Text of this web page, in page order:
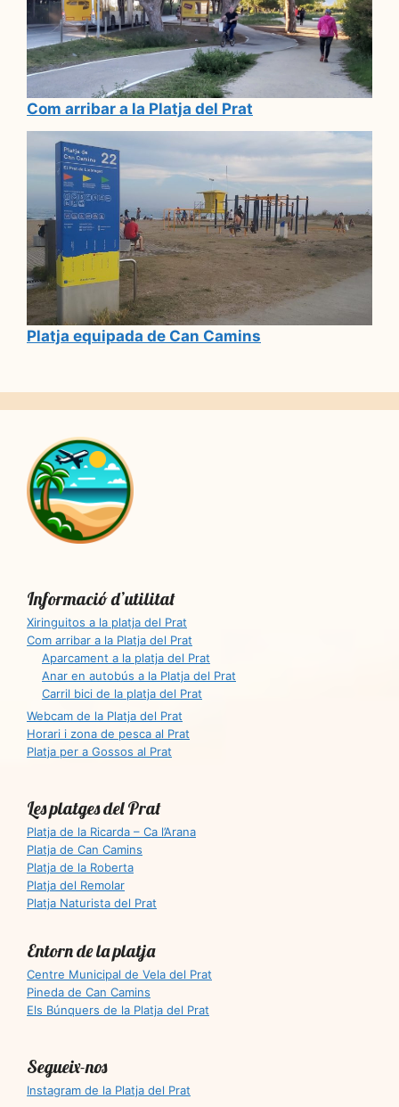
Com arribar a la Platja del Prat
Platja equipada de Can Camins
Informació d’utilitat
Xiringuitos a la platja del Prat
Com arribar a la Platja del Prat
Aparcament a la platja del Prat
Anar en autobús a la Platja del Prat
Carril bici de la platja del Prat
Webcam de la Platja del Prat
Horari i zona de pesca al Prat
Platja per a Gossos al Prat
Les platges del Prat
Platja de la Ricarda – Ca l’Arana
Platja de Can Camins
Platja de la Roberta
Platja del Remolar
Platja Naturista del Prat
Entorn de la platja
Centre Municipal de Vela del Prat
Pineda de Can Camins
Els Búnquers de la Platja del Prat
Segueix-nos
Instagram de la Platja del Prat